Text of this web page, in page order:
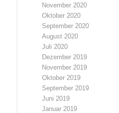
November 2020
Oktober 2020
September 2020
August 2020
Juli 2020
Dezember 2019
November 2019
Oktober 2019
September 2019
Juni 2019
Januar 2019